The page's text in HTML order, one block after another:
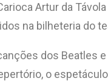
Artur da
na bilheteria do
dos Beatles e
o